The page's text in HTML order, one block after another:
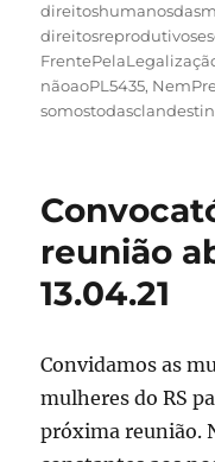
nãoaoPL5435,
reunião
13.04.21
Convidamos as
mulheres do RS
próxima reunião.